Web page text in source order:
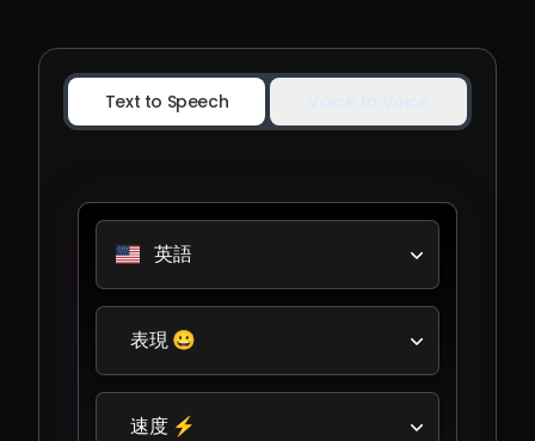
Text to Speech
英語
表現 😀
速度 ⚡